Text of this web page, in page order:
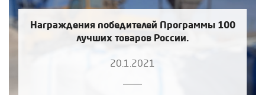
Награждения победителей Программы 100
лучших товаров России.
20.1.2021